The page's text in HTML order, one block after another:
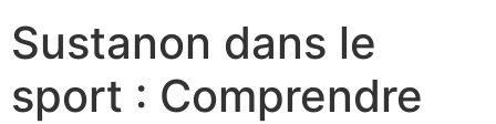
Sustanon dans le
sport : Comprendre